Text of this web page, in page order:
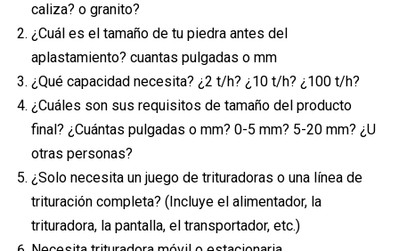
caliza? o granito?
¿Cuál es el tamaño de tu piedra antes del
aplastamiento? cuantas pulgadas o mm
¿Qué capacidad necesita? ¿2 t/h? ¿10 t/h? ¿100 t/h?
¿Cuáles son sus requisitos de tamaño del producto
final? ¿Cuántas pulgadas o mm? 0-5 mm? 5-20 mm? ¿U
otras personas?
¿Solo necesita un juego de trituradoras o una línea de
trituración completa? (Incluye el alimentador, la
trituradora, la pantalla, el transportador, etc.)